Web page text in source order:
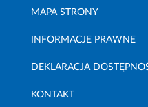
MAPA STRONY
INFORMACJE PRAWNE
DEKLARACJA
KONTAKT